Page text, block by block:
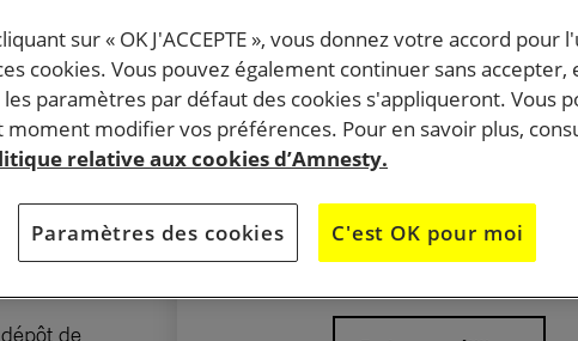
de
Cette pétition estterminée, merci pour
soutien.
N’hésitez pas à signer une des autres
disponibles.
sur « OK J'ACCEPTE », vous donnez votre accord pour
cookies. Vous pouvez également continuer sans accepter,
les paramètres par défaut des cookies s'appliqueront. Vous
moment modifier vos préférences. Pour en savoir plus,
relative aux cookies d’Amnesty.
Paramètres des cookies C'est OK pour moi